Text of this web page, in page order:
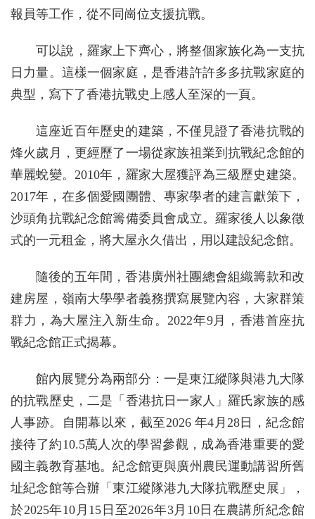
報員等工作，從不同崗位支援抗戰。
可以說，羅家上下齊心，將整個家族化為一支抗
日力量。這樣一個家庭，是香港許許多多抗戰家庭的
典型，寫下了香港抗戰史上感人至深的一頁。
這座近百年歷史的建築，不僅見證了香港抗戰的
烽火歲月，更經歷了一場從家族祖業到抗戰紀念館的
華麗蛻變。2010年，羅家大屋獲評為三級歷史建築。
2017年，在多個愛國團體、專家學者的建言獻策下，
沙頭角抗戰紀念館籌備委員會成立。羅家後人以象徵
式的一元租金，將大屋永久借出，用以建設紀念館。
隨後的五年間，香港廣州社團總會組織籌款和改
建房屋，嶺南大學學者義務撰寫展覽內容，大家群策
群力，為大屋注入新生命。2022年9月，香港首座抗
戰紀念館正式揭幕。
館內展覽分為兩部分：一是東江縱隊與港九大隊
的抗戰歷史，二是「香港抗日一家人」羅氏家族的感
人事跡。自開幕以來，截至2026 年4月28日，紀念館
接待了約10.5萬人次的學習參觀，成為香港重要的愛
國主義教育基地。紀念館更與廣州農民運動講習所舊
址紀念館等合辦「東江縱隊港九大隊抗戰歷史展」，
於2025年10月15日至2026年3月10日在農講所紀念館